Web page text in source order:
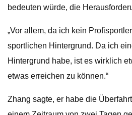
bedeuten würde, die
„Vor allem, da ich kein
sportlichen Hintergrund. Da ich
Hintergrund habe, ist es wirklich
etwas erreichen zu können.“
Zhang sagte, er habe die